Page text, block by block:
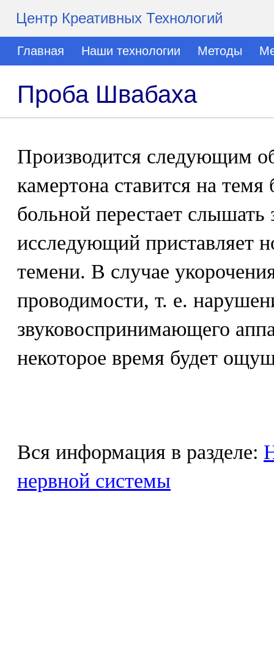
Центр Креативных Технологий
Главная Наши технологии Методы
Проба Швабаха
Производится следующим
камертона ставится на
больной перестает слышать
исследующий приставляет
темени. В случае
проводимости, т. е.
звуковоспринимающего
некоторое время будет
Вся информация в разделе:
нервной системы